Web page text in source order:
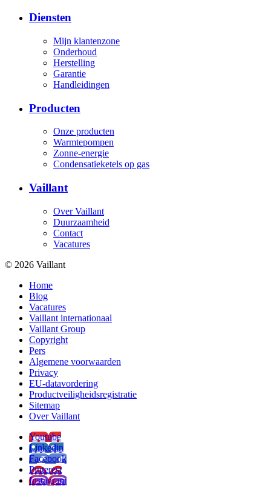
Diensten
Mijn klantenzone
Onderhoud
Herstelling
Garantie
Handleidingen
Producten
Onze producten
Warmtepompen
Zonne-energie
Condensatieketels op gas
Vaillant
Over Vaillant
Duurzaamheid
Contact
Vacatures
© 2026 Vaillant
Home
Blog
Vacatures
Vaillant internationaal
Vaillant Group
Copyright
Pers
Algemene voorwaarden
Privacy
EU-datavordering
Productveiligheidsregistratie
Sitemap
Over Vaillant
Youtube
Linkedin
Facebook
Pinterest
Instagram